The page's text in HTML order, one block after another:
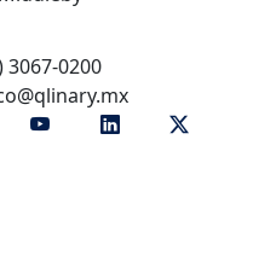
3067-0200